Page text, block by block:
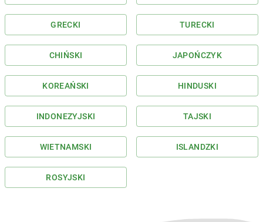
GRECKI TURECKI
CHIŃSKI JAPOŃCZYK
KOREAŃSKI HINDUSKI
INDONEZYJSKI TAJSKI
WIETNAMSKI ISLANDZKI
ROSYJSKI